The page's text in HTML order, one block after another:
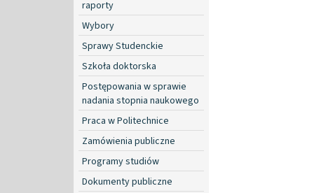
raporty
Wybory
Sprawy Studenckie
Szkoła doktorska
Postępowania w sprawie
nadania stopnia naukowego
Praca w Politechnice
Zamówienia publiczne
Programy studiów
Dokumenty publiczne